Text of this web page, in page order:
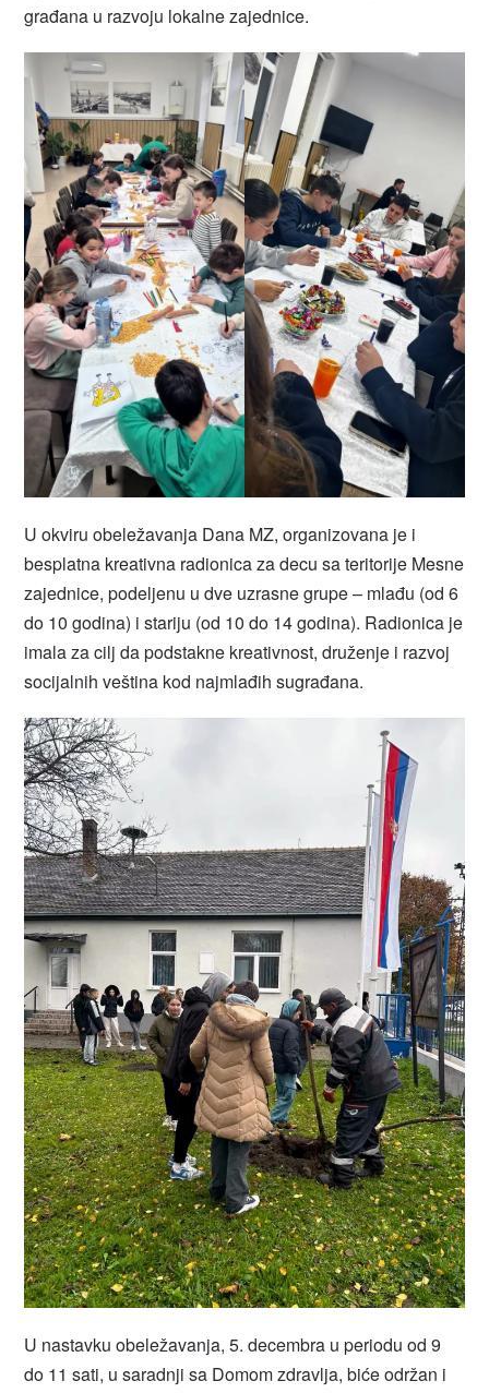
građana u razvoju lokalne zajednice.
U okviru obeležavanja Dana MZ, organizovana je i
besplatna kreativna radionica za decu sa teritorije Mesne
zajednice, podeljenu u dve uzrasne grupe – mlađu (od 6
do 10 godina) i stariju (od 10 do 14 godina). Radionica je
imala za cilj da podstakne kreativnost, druženje i razvoj
socijalnih veština kod najmlađih sugrađana.
U nastavku obeležavanja, 5. decembra u periodu od 9
do 11 sati, u saradnji sa Domom zdravlja, biće održan i